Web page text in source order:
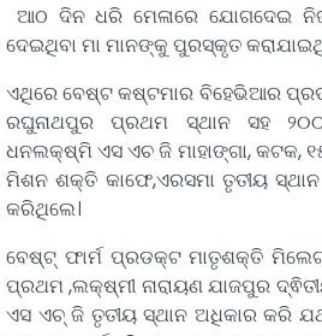
ଆଠ ଦିନ ଧରି ମେଳାରେ ଯୋଗଦେଇ
ଦେଇଥିବା ମା ମାନଙ୍କୁ ପୁରସ୍କୃତ
ଏଥିରେ ବେଷ୍ଟ କଷ୍ଟମାର ବିହେଭିଆର
ରଘୁନାଥପୁର ପ୍ରଥମ ସ୍ଥାନ ସହ
ଧନଲକ୍ଷ୍ମି ଏସ ଏଚ ଜି ମାହାଙ୍ଗା, କଟକ,
ମିଶନ ଶକ୍ତି କାଫେ,ଏରସମା ତୃତୀୟ
କରିଥିଲେ।
ବେଷ୍ଟ୍ ଫାର୍ମ ପ୍ରଡକ୍ଟ ମାତୃଶକ୍ତି
ପ୍ରଥମ ,ଲକ୍ଷ୍ମୀ ନାରାୟଣ ଯାଜପୁର
ଏସ ଏଚ୍ ଜି ତୃତୀୟ ସ୍ଥାନ ଅଧିକାର କରି